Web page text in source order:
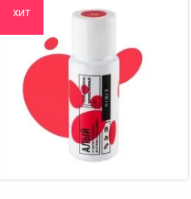
хит